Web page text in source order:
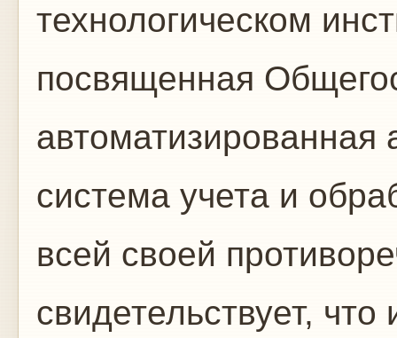
технологическом
посвященная
автоматизированная
система учета и
всей своей
свидетельствует, что